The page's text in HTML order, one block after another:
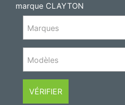
marque CLAYTON
Marques
Modèles
VÉRIFIER